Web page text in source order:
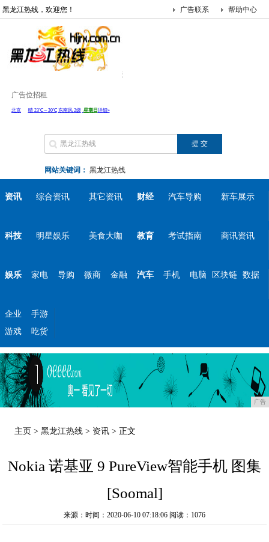
黑龙江热线，欢迎您！ 帮助中心
广告联系
广告位招租
网站关键词： 黑龙江热线
资讯 综合资讯 其它资讯 财经 汽车导购 新车展示
科技 明星娱乐 美食大咖 教育 考试指南 商讯资讯
娱乐 家电 导购 微商 金融 汽车 手机 电脑 区块链 数据
企业
手游
游戏
吃货
广告
主页 >黑龙江热线 > 资讯 > 正文
Nokia 诺基亚 9 PureView智能手机 图集
[Soomal]
来源：时间：2020-06-10 07:18:06 阅读：1076